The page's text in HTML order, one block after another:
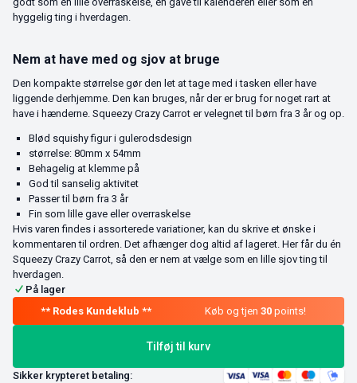
hyggelig ting i hverdagen.
Nem at have med og sjov at bruge
Den kompakte størrelse gør den let at tage med i tasken eller have
liggende derhjemme. Den kan bruges, når der er brug for noget rart at
have i hænderne. Squeezy Crazy Carrot er velegnet til børn fra 3 år og op.
Blød squishy figur i gulerodsdesign
størrelse: 80mm x 54mm
Behagelig at klemme på
God til sanselig aktivitet
Passer til børn fra 3 år
Fin som lille gave eller overraskelse
Hvis varen findes i assorterede variationer, kan du skrive et ønske i
kommentaren til ordren. Det afhænger dog altid af lageret. Her får du én
Squeezy Crazy Carrot, så den er nem at vælge som en lille sjov ting til
hverdagen.
På lager
Køb og tjen 30points!
Tilføj til kurv
Sikker krypteret betaling: